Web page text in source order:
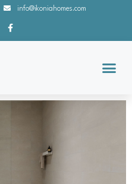
info@ikoniahomes.com